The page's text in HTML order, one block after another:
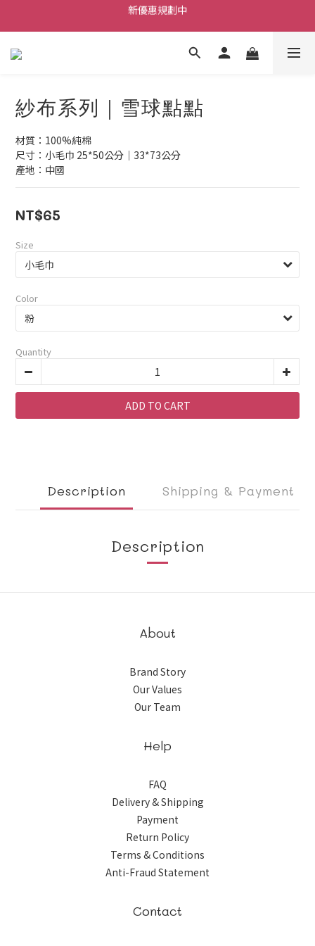
每筆訂單不限金額贈送小禮物
新優惠規劃中
紗布系列｜雪球點點
材質：100%純棉
尺寸：小毛巾 25*50公分｜33*73公分
產地：中國
NT$65
Size
Color
Quantity
ADD TO CART
Description Shipping & Payment
Description
About
Brand Story
Our Values
Our Team
Help
FAQ
Delivery & Shipping
Payment
Return Policy
Terms & Conditions
Anti-Fraud Statement
Contact